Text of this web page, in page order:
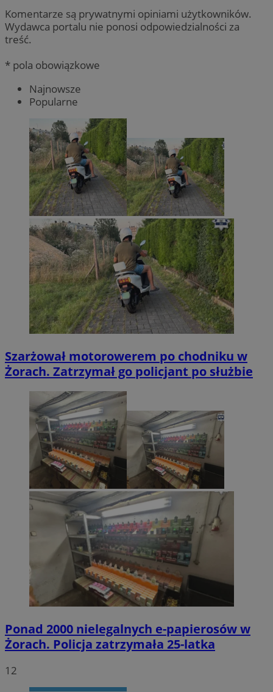
Komentarze są prywatnymi opiniami użytkowników.
Wydawca portalu nie ponosi odpowiedzialności za
treść.
* pola obowiązkowe
Najnowsze
Popularne
Szarżował motorowerem po chodniku w
Żorach. Zatrzymał go policjant po służbie
Ponad 2000 nielegalnych e-papierosów w
Żorach. Policja zatrzymała 25-latka
12